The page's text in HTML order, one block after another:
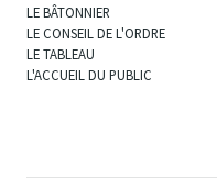
LE BÂTONNIER
LE CONSEIL DE L'ORDRE
LE TABLEAU
L'ACCUEIL DU PUBLIC